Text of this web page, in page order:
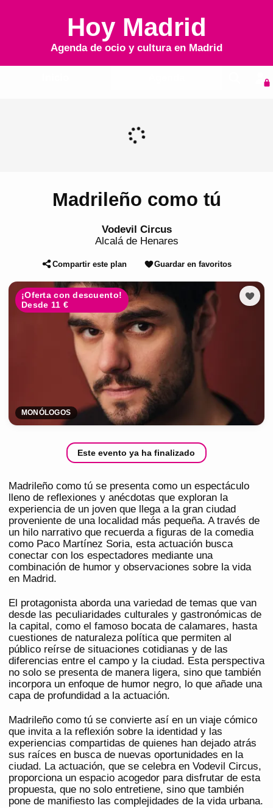
Hoy Madrid
Agenda de ocio y cultura en Madrid
Madrileño como tú
Vodevil Circus
Alcalá de Henares
Compartir este plan Guardar en favoritos
¡Oferta con descuento!
Desde 11 €
MONÓLOGOS
Este evento ya ha finalizado
Madrileño como tú se presenta como un espectáculo
lleno de reflexiones y anécdotas que exploran la
experiencia de un joven que llega a la gran ciudad
proveniente de una localidad más pequeña. A través de
un hilo narrativo que recuerda a figuras de la comedia
como Paco Martínez Soria, esta actuación busca
conectar con los espectadores mediante una
combinación de humor y observaciones sobre la vida
en Madrid.
El protagonista aborda una variedad de temas que van
desde las peculiaridades culturales y gastronómicas de
la capital, como el famoso bocata de calamares, hasta
cuestiones de naturaleza política que permiten al
público reírse de situaciones cotidianas y de las
diferencias entre el campo y la ciudad. Esta perspectiva
no solo se presenta de manera ligera, sino que también
incorpora un enfoque de humor negro, lo que añade una
capa de profundidad a la actuación.
Madrileño como tú se convierte así en un viaje cómico
que invita a la reflexión sobre la identidad y las
experiencias compartidas de quienes han dejado atrás
sus raíces en busca de nuevas oportunidades en la
ciudad. La actuación, que se celebra en Vodevil Circus,
proporciona un espacio acogedor para disfrutar de esta
propuesta, que no solo entretiene, sino que también
pone de manifiesto las complejidades de la vida urbana.